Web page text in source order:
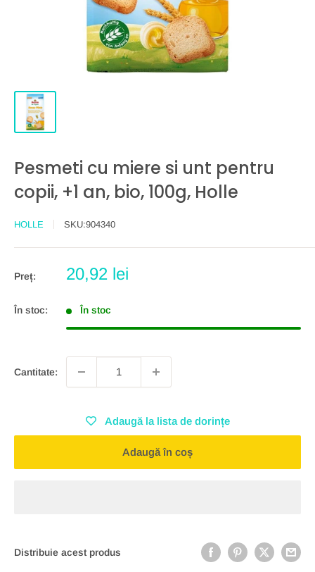
Pesmeti cu miere si unt pentru
copii, +1 an, bio, 100g, Holle
HOLLE SKU:904340
Preț:
Preț
20,92 lei
În stoc: În stoc
Cantitate:
Adaugă la lista de dorințe
Adaugă în coș
Distribuie acest produs